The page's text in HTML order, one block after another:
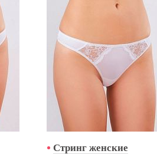
Стринг женские